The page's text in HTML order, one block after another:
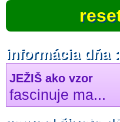
informácia dňa :
JEŽIŠ ako vzor
fascinuje ma...